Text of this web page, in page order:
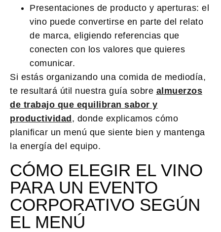
Presentaciones de producto y aperturas: el
vino puede convertirse en parte del relato
de marca, eligiendo referencias que
conecten con los valores que quieres
comunicar.
Si estás organizando una comida de mediodía,
te resultará útil nuestra guía sobre almuerzos
de trabajo que equilibran sabor y
productividad, donde explicamos cómo
planificar un menú que siente bien y mantenga
la energía del equipo.
CÓMO ELEGIR EL VINO
PARA UN EVENTO
CORPORATIVO SEGÚN
EL MENÚ